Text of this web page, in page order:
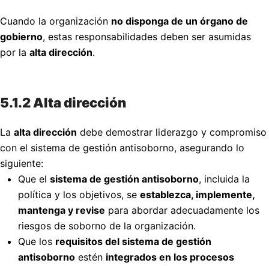
Cuando la organización no disponga de un órgano de
gobierno, estas responsabilidades deben ser asumidas
por la alta dirección.
5.1.2 Alta dirección
La alta dirección debe demostrar liderazgo y compromiso
con el sistema de gestión antisoborno, asegurando lo
siguiente:
Que el sistema de gestión antisoborno, incluida la
política y los objetivos, se establezca, implemente,
mantenga y revise para abordar adecuadamente los
riesgos de soborno de la organización.
Que los requisitos del sistema de gestión
antisoborno estén integrados en los procesos